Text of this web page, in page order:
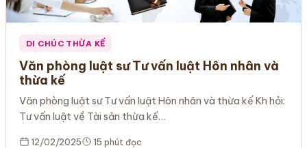
DI CHÚC THỪA KẾ
Văn phòng luật sư Tư vấn luật Hôn nhân và
thừa kế
Văn phòng luật sư Tư vấn luật Hôn nhân và thừa kế Kh hỏi:
Tư vấn luật về Tài sản thừa kế…
12/02/2025 15 phút đọc